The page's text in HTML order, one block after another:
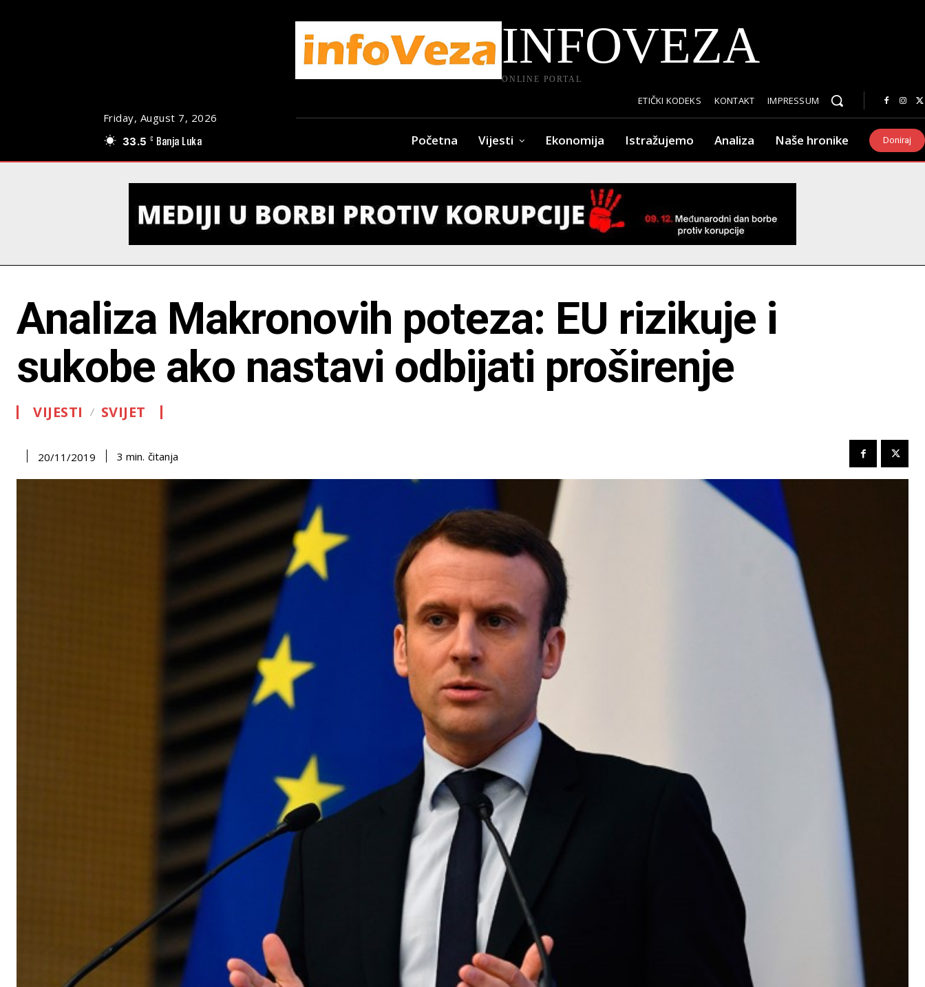
Friday, August 7, 2026
33.5 C Banja Luka
INFOVEZA
ONLINE PORTAL
ETIČKI KODEKS KONTAKT IMPRESSUM
Početna Vijesti Ekonomija Istražujemo Analiza Naše hronike Doniraj
Analiza Makronovih poteza: EU rizikuje i
sukobe ako nastavi odbijati proširenje
VIJESTI SVIJET
20/11/2019 3 min. čitanja